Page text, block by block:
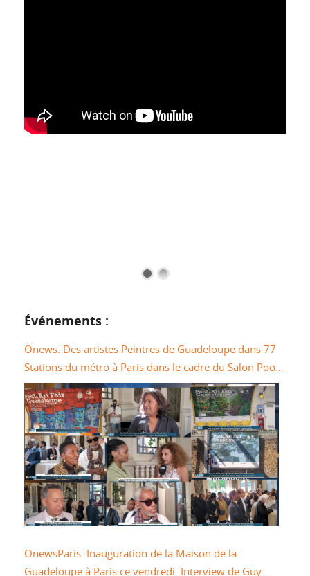
Événements :
Onews. Des artistes Peintres de Guadeloupe dans 77
Stations du métro à Paris dans le cadre du Salon Pool
Art Fair
OnewsParis. Inauguration de la Maison de la
Guadeloupe à Paris ce vendredi. Interview de Guy